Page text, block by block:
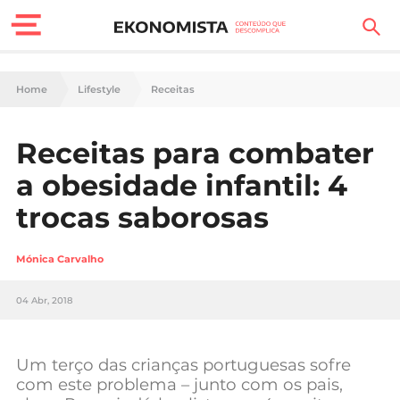
Finanças Pessoais
Carreira
Casa
Lifestyle
Sociedade
Negócios
Home Lifestyle Receitas
Receitas para combater
a obesidade infantil: 4
trocas saborosas
Mónica Carvalho
04 Abr, 2018
Um terço das crianças portuguesas sofre
com este problema – junto com os pais,